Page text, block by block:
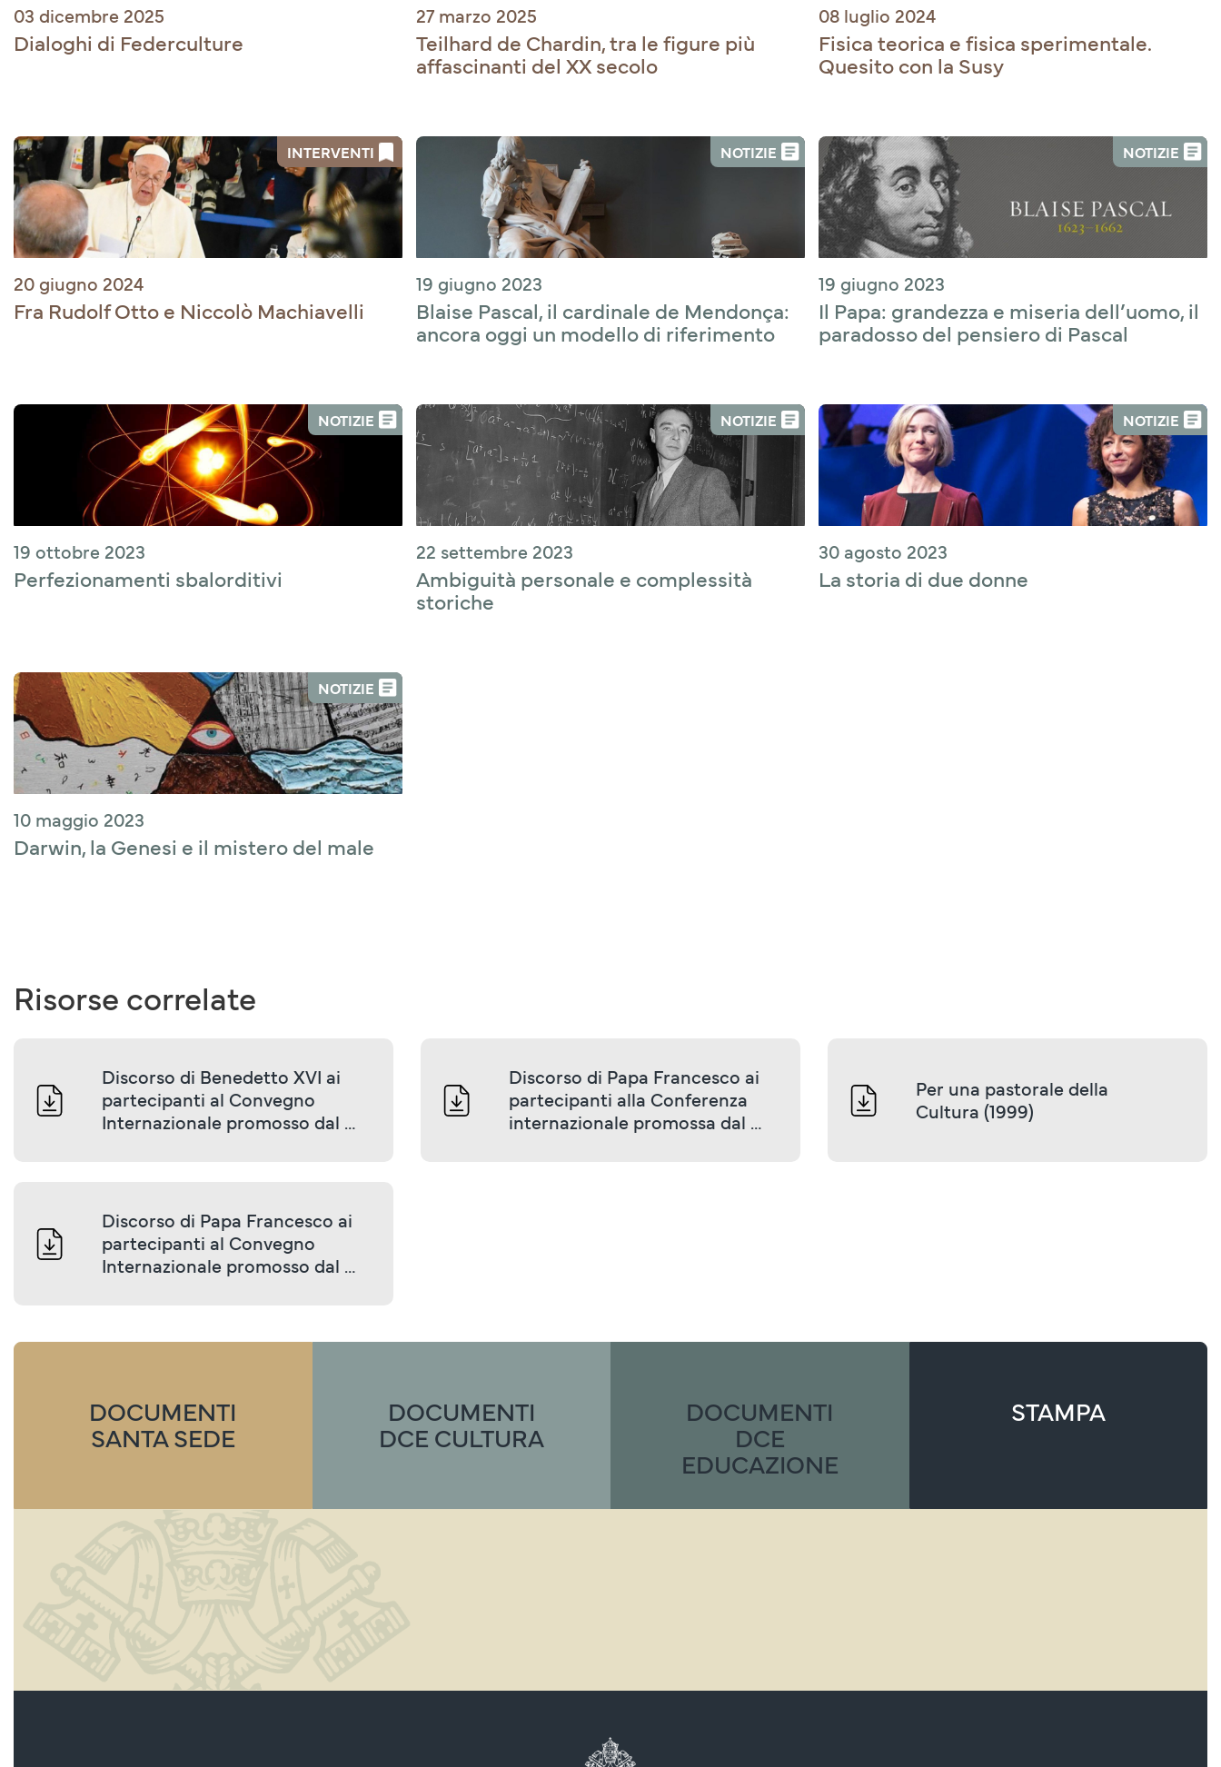
03 dicembre 2025
Dialoghi di Federculture
27 marzo 2025
Teilhard de Chardin, tra le figure più
affascinanti del XX secolo
08 luglio 2024
Fisica teorica e fisica sperimentale.
Quesito con la Susy
INTERVENTI
20 giugno 2024
Fra Rudolf Otto e Niccolò Machiavelli
NOTIZIE
19 giugno 2023
Blaise Pascal, il cardinale de Mendonça:
ancora oggi un modello di riferimento
NOTIZIE
19 giugno 2023
Il Papa: grandezza e miseria dell’uomo, il
paradosso del pensiero di Pascal
NOTIZIE
19 ottobre 2023
Perfezionamenti sbalorditivi
NOTIZIE
22 settembre 2023
Ambiguità personale e complessità
storiche
NOTIZIE
30 agosto 2023
La storia di due donne
NOTIZIE
10 maggio 2023
Darwin, la Genesi e il mistero del male
Risorse correlate
Discorso di Benedetto XVI ai
partecipanti al Convegno
Internazionale promosso dal
Discorso di Papa Francesco ai
partecipanti alla Conferenza
internazionale promossa dal
Per una pastorale della
Cultura (1999)
Discorso di Papa Francesco ai
partecipanti al Convegno
Internazionale promosso dal
DOCUMENTI
SANTA SEDE
DOCUMENTI
DCE CULTURA
DOCUMENTI
DCE
EDUCAZIONE
STAMPA